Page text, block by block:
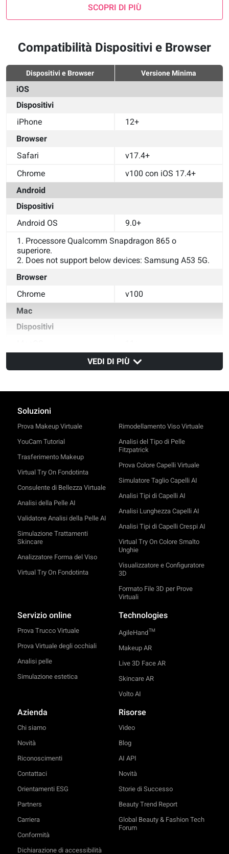
SCOPRI DI PIÙ
Compatibilità Dispositivi e Browser
Dispositivi e Browser Versione Minima
iOS
Dispositivi
iPhone
12+
Browser
Safari
v17.4+
Chrome
v100 con iOS 17.4+
Android
Dispositivi
Android OS
9.0+
1. Processore Qualcomm Snapdragon 865 o
superiore.
2. Does not support below devices: Samsung A53 5G.
Browser
Chrome
v100
Mac
Dispositivi
VEDI DI PIÙ
Soluzioni
Prova Makeup Virtuale
YouCam Tutorial
Trasferimento Makeup
Virtual Try On Fondotinta
Consulente di Bellezza Virtuale
Analisi della Pelle AI
Validatore Analisi della Pelle AI
Simulazione Trattamenti
Skincare
Analizzatore Forma del Viso
Virtual Try On Fondotinta
Rimodellamento Viso Virtuale
Analisi del Tipo di Pelle
Fitzpatrick
Prova Colore Capelli Virtuale
Simulatore Taglio Capelli AI
Analisi Tipi di Capelli AI
Analisi Lunghezza Capelli AI
Analisi Tipi di Capelli Crespi AI
Virtual Try On Colore Smalto
Unghie
Visualizzatore e Configuratore
3D
Formato File 3D per Prove
Virtuali
Servizio online
Prova Trucco Virtuale
Prova Virtuale degli occhiali
Analisi pelle
Simulazione estetica
Technologies
AgileHandTM
Makeup AR
Live 3D Face AR
Skincare AR
Volto AI
Azienda
Chi siamo
Novità
Riconoscimenti
Contattaci
Orientamenti ESG
Partners
Carriera
Conformità
Dichiarazione di accessibilità
Risorse
Video
Blog
AI API
Novità
Storie di Successo
Beauty Trend Report
Global Beauty & Fashion Tech
Forum